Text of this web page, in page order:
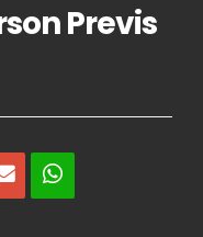
Previs